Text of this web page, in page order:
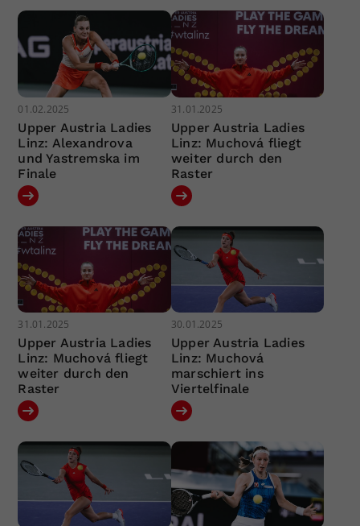
01.02.2025
Upper Austria Ladies
Linz: Alexandrova
und Yastremska im
Finale
31.01.2025
Upper Austria Ladies
Linz: Muchová fliegt
weiter durch den
Raster
31.01.2025
Upper Austria Ladies
Linz: Muchová fliegt
weiter durch den
Raster
30.01.2025
Upper Austria Ladies
Linz: Muchová
marschiert ins
Viertelfinale